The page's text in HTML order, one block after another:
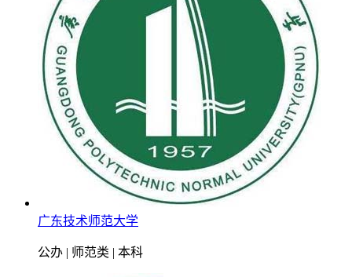
广东技术师范大学
公办 | 师范类 | 本科